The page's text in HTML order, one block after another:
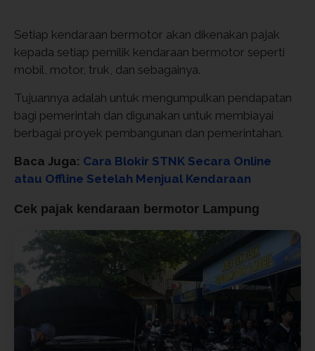
Setiap kendaraan bermotor akan dikenakan pajak
kepada setiap pemilik kendaraan bermotor seperti
mobil, motor, truk, dan sebagainya.
Tujuannya adalah untuk mengumpulkan pendapatan
bagi pemerintah dan digunakan untuk membiayai
berbagai proyek pembangunan dan pemerintahan.
Baca Juga: Cara Blokir STNK Secara Online
atau Offline Setelah Menjual Kendaraan
Cek pajak kendaraan bermotor Lampung